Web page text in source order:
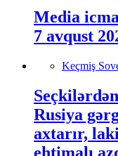
Media
7 avqust
Keçmiş
Rusiya
axtarır,
ehtimalı